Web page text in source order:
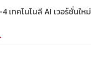
เทคโนโนลี AI เวอร์ชั่นใ